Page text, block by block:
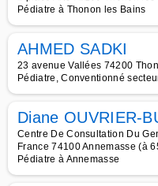
Pédiatre à Thonon les Bains
AHMED SADKI
23 avenue Vallées 74200
Pédiatre, Conventionné
Diane OUVRIER-
Centre De Consultation Du
France 74100 Annemasse (à
Pédiatre à Annemasse